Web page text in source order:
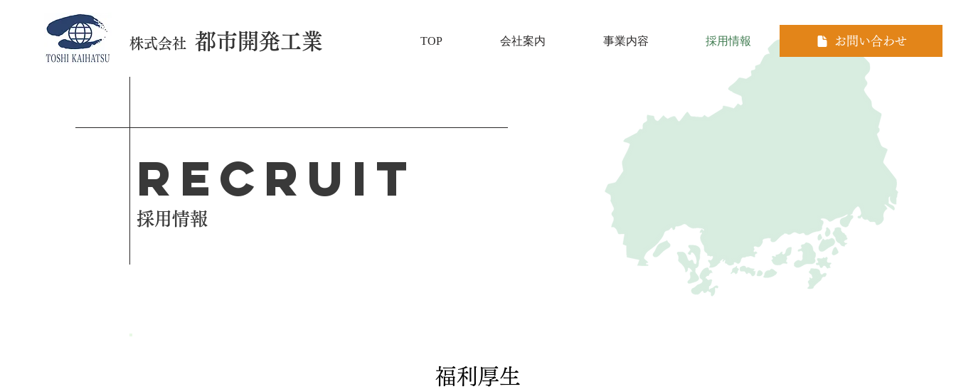
RECRUIT
​採用情報
株式会社 都市開発工業 TOP 会社案内 事業内容 採用情報 お問い合わせ
​福利厚生